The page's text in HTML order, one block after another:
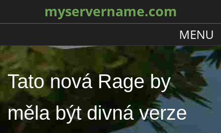
myservername.com
MENU
Tato nová Rage by
měla být divná verze